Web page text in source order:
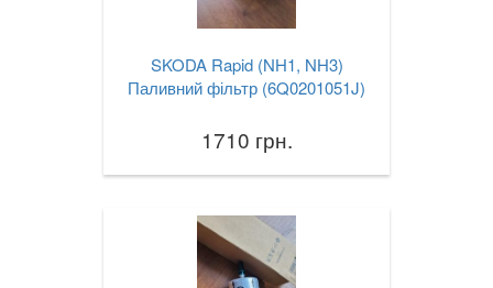
SKODA Rapid (NH1, NH3)
Паливний фільтр (6Q0201051J)
1710 грн.